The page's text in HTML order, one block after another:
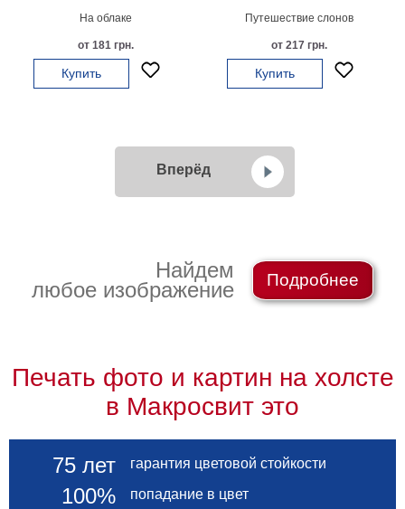
На облаке
от 181 грн.
Купить
Путешествие слонов
от 217 грн.
Купить
Вперёд
Найдем
любое изображение
Подробнее
Печать фото и картин на холсте
в Макросвит это
75 лет гарантия цветовой стойкости
100% попадание в цвет